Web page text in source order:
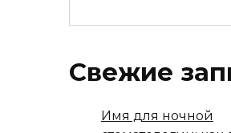
Свежие
Имя для ночной